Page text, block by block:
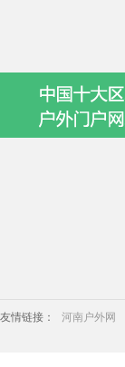
友情链接： 河南户外网